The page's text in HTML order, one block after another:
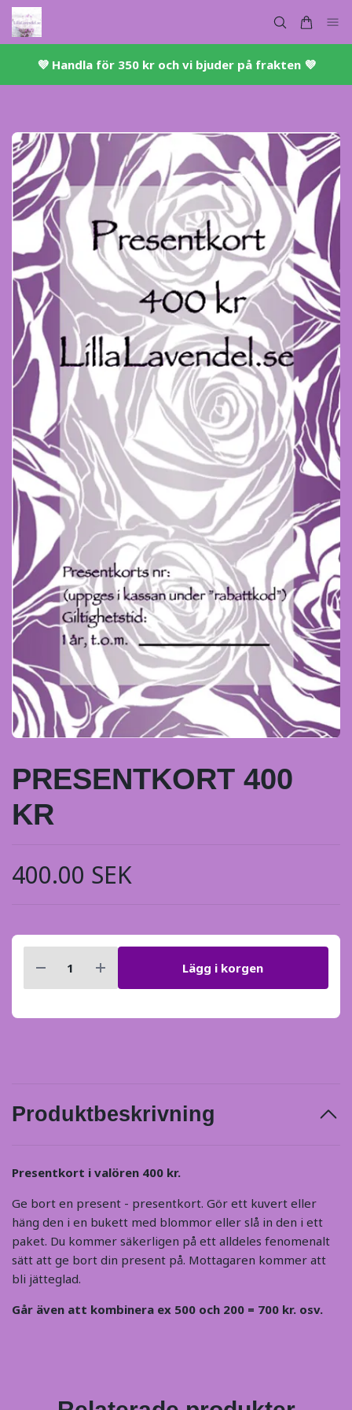
💜 ​Handla för 350 kr och vi bjuder på frakten 💜​
PRESENTKORT 400
KR
400.00 SEK
Lägg i korgen
Produktbeskrivning
Presentkort i valören 400 kr.
Ge bort en present - presentkort. Gör ett kuvert eller
häng den i en bukett med blommor eller slå in den i ett
paket. Du kommer säkerligen på ett alldeles fenomenalt
sätt att ge bort din present på. Mottagaren kommer att
bli jätteglad.
Går även att kombinera ex 500 och 200 = 700 kr. osv.